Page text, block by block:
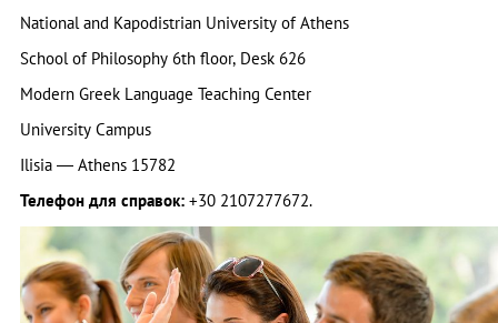
National and Kapodistrian University of Athens
School of Philosophy 6th floor, Desk 626
Modern Greek Language Teaching Center
University Campus
Ilisia — Athens 15782
Телефон для справок: +30 2107277672.